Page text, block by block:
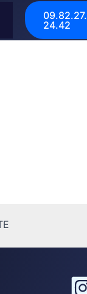
09.82.27.
24.42